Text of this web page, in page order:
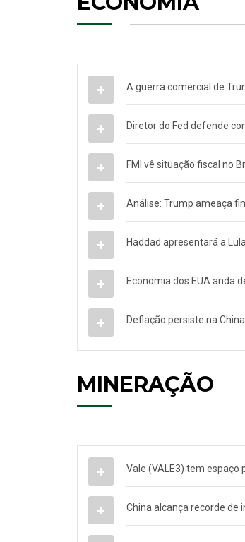
A guerra comercial de
Diretor do Fed defende
FMI vê situação fiscal no
Análise: Trump ameaça
Haddad apresentará a
Economia dos EUA anda
Deflação persiste na
MINERAÇÃO
Vale (VALE3) tem espaço
China alcança recorde